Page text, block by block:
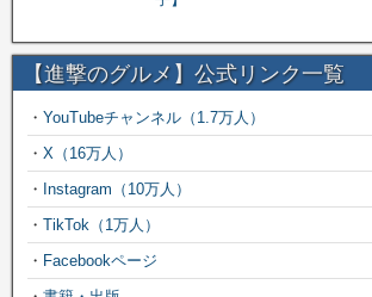
【進撃のグルメ】公式リンク一覧
・ YouTubeチャンネル（1.7万人）
・ X（16万人）
・ Instagram（10万人）
・ TikTok（1万人）
・ Facebookページ